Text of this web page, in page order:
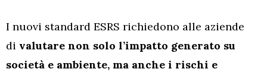
I nuovi standard ESRS richiedono alle aziende
di valutare non solo l’impatto generato su
società e ambiente, ma anche i rischi e